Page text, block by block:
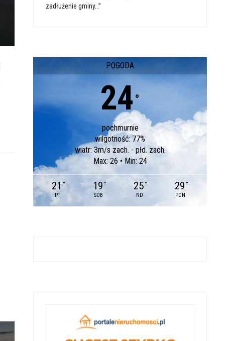
zadłużenie gminy…”
POGODA
24 °
pochmurnie
wilgotność: 77%
wiatr: 3m/s zach. - płd. zach.
Max: 26 • Min: 24
21 °
PT
19 °
SOB
25 °
ND
29 °
PON